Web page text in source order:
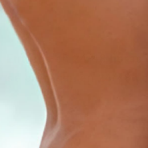
Entrega en 24/48
se entregan en 24/48h